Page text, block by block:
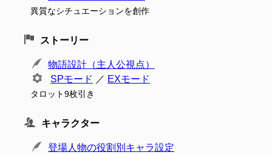
異質なシチュエーションを創作
ストーリー
物語設計（主人公視点）
SPモード ／ EXモード
タロット9枚引き
キャラクター
登場人物の役割別キャラ設定